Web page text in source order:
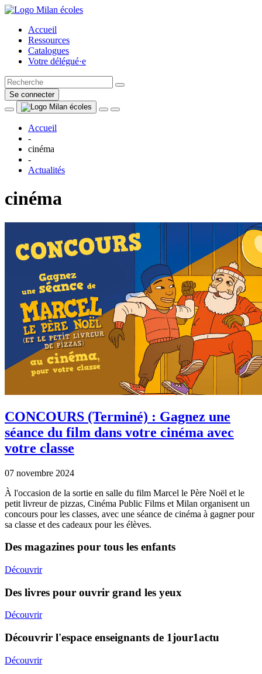
Accueil
Ressources
Catalogues
Votre délégué·e
Se connecter
Accueil
-
cinéma
-
Actualités
cinéma
CONCOURS (Terminé) : Gagnez une
séance du film dans votre cinéma avec
votre classe
07 novembre 2024
À l'occasion de la sortie en salle du film Marcel le Père Noël et le
petit livreur de pizzas, Cinéma Public Films et Milan organisent un
concours pour les classes, avec une séance de cinéma à gagner pour
sa classe et des cadeaux pour les élèves.
Des magazines pour tous les enfants
Découvrir
Des livres pour ouvrir grand les yeux
Découvrir
Découvrir l'espace enseignants de 1jour1actu
Découvrir